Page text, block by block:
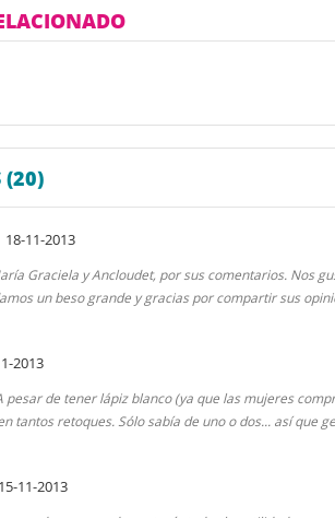
(20)
18-11-2013
Graciela y Ancloudet, por sus comentarios. Nos
un beso grande y gracias por compartir sus
2013
pesar de tener lápiz blanco (ya que las mujeres
tantos retoques. Sólo sabía de uno o dos... así que
15-11-2013